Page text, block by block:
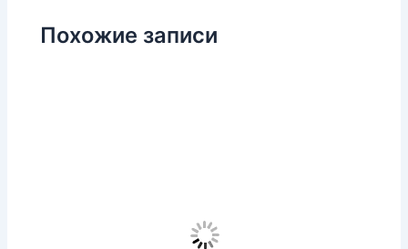
Похожие записи